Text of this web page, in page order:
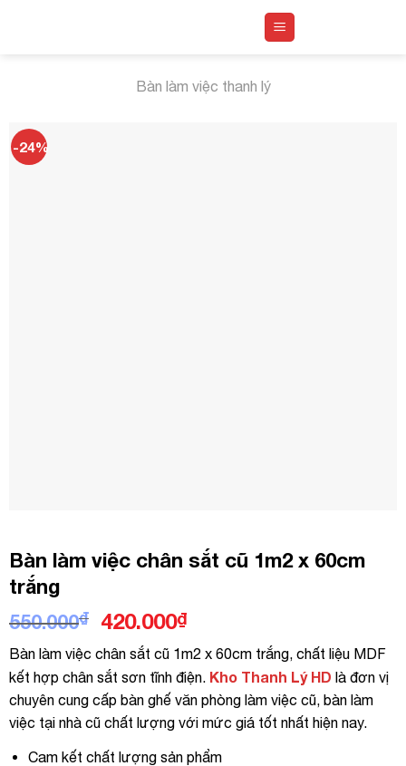
Bàn làm việc thanh lý
-24%
Bàn làm việc chân sắt cũ 1m2 x 60cm
trắng
550.000₫
Giá
gốc
là:
550.000₫.
420.000₫Giá
hiện
tại
là:
420.000₫.
Bàn làm việc chân sắt cũ 1m2 x 60cm trắng, chất liệu MDF
kết hợp chân sắt sơn tĩnh điện. Kho Thanh Lý HD là đơn vị
chuyên cung cấp bàn ghế văn phòng làm việc cũ, bàn làm
việc tại nhà cũ chất lượng với mức giá tốt nhất hiện nay.
Cam kết chất lượng sản phẩm